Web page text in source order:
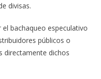
divisas.
bachaqueo especulativo
públicos o
directamente dichos